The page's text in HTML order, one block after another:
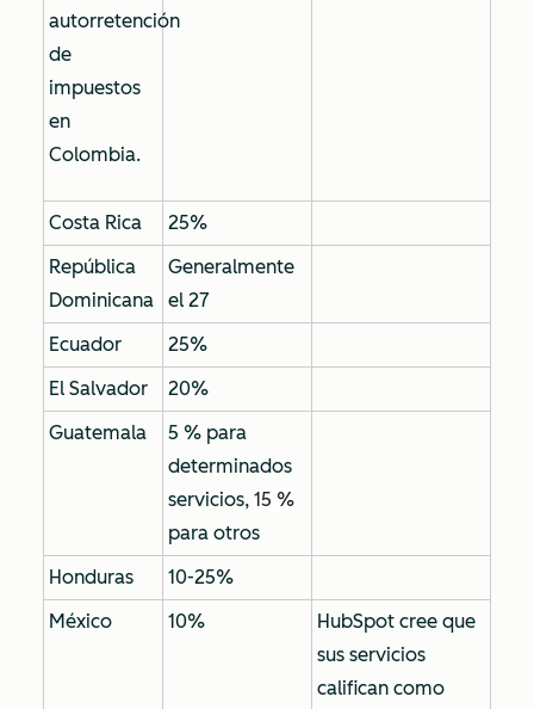
autorretención
de
impuestos
en
Colombia.
Costa Rica
25%
República
Dominicana
Generalmente
el 27
Ecuador
25%
El Salvador
20%
Guatemala
5 % para
determinados
servicios, 15 %
para otros
Honduras
10-25%
México
10%
HubSpot cree que
sus servicios
califican como